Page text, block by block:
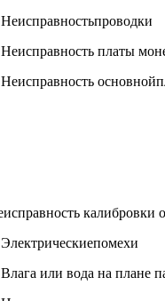
платы
калибровки
или вода на плане